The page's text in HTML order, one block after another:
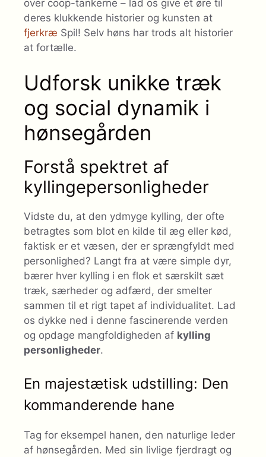
over coop-tankerne – lad os give et øre til
deres klukkende historier og kunsten at
fjerkræ Spil! Selv høns har trods alt historier
at fortælle.
Udforsk unikke træk
og social dynamik i
hønsegården
Forstå spektret af
kyllingepersonligheder
Vidste du, at den ydmyge kylling, der ofte
betragtes som blot en kilde til æg eller kød,
faktisk er et væsen, der er sprængfyldt med
personlighed? Langt fra at være simple dyr,
bærer hver kylling i en flok et særskilt sæt
træk, særheder og adfærd, der smelter
sammen til et rigt tapet af individualitet. Lad
os dykke ned i denne fascinerende verden
og opdage mangfoldigheden af kylling
personligheder.
En majestætisk udstilling: Den
kommanderende hane
Tag for eksempel hanen, den naturlige leder
af hønsegården. Med sin livlige fjerdragt og